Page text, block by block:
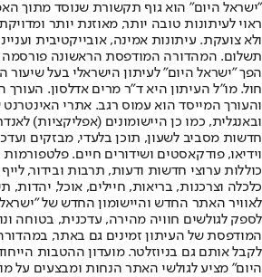
"ישראל היום" הוא גוף תקשורת שנוסד מתוך
ראוי לעיתונות טובה יותר, מאוזנת יותר
ולא צועקת. עיתונות אמינה, אובייקטיבית
הפך "ישראל היום" לעיתון הישראלי בעל שיעור
חול. מו"ל העיתון היא ד"ר מרים אדלסון.
והעורך המייסד הוא עמוס רגב. אתרי
חדשות מסביב לשעון, תוכן בלעדי, מבזקים
וידיאו, פודקאסטים ושידורים חיים.
כוללות ערוצי חדשות ודעות, תרבות ובידור,
לאוויר האתר החדש והיישומון החדש של
לספק לגולשים חוויה מהירה, עדכנית, בטוחה
המודפסת של העיתון זמינים גם באתר,
לקבל אותם גם בניוזלטר. מועדון ההטבות
היום" מציע לגולשי האתר הנחות ומבצעים על